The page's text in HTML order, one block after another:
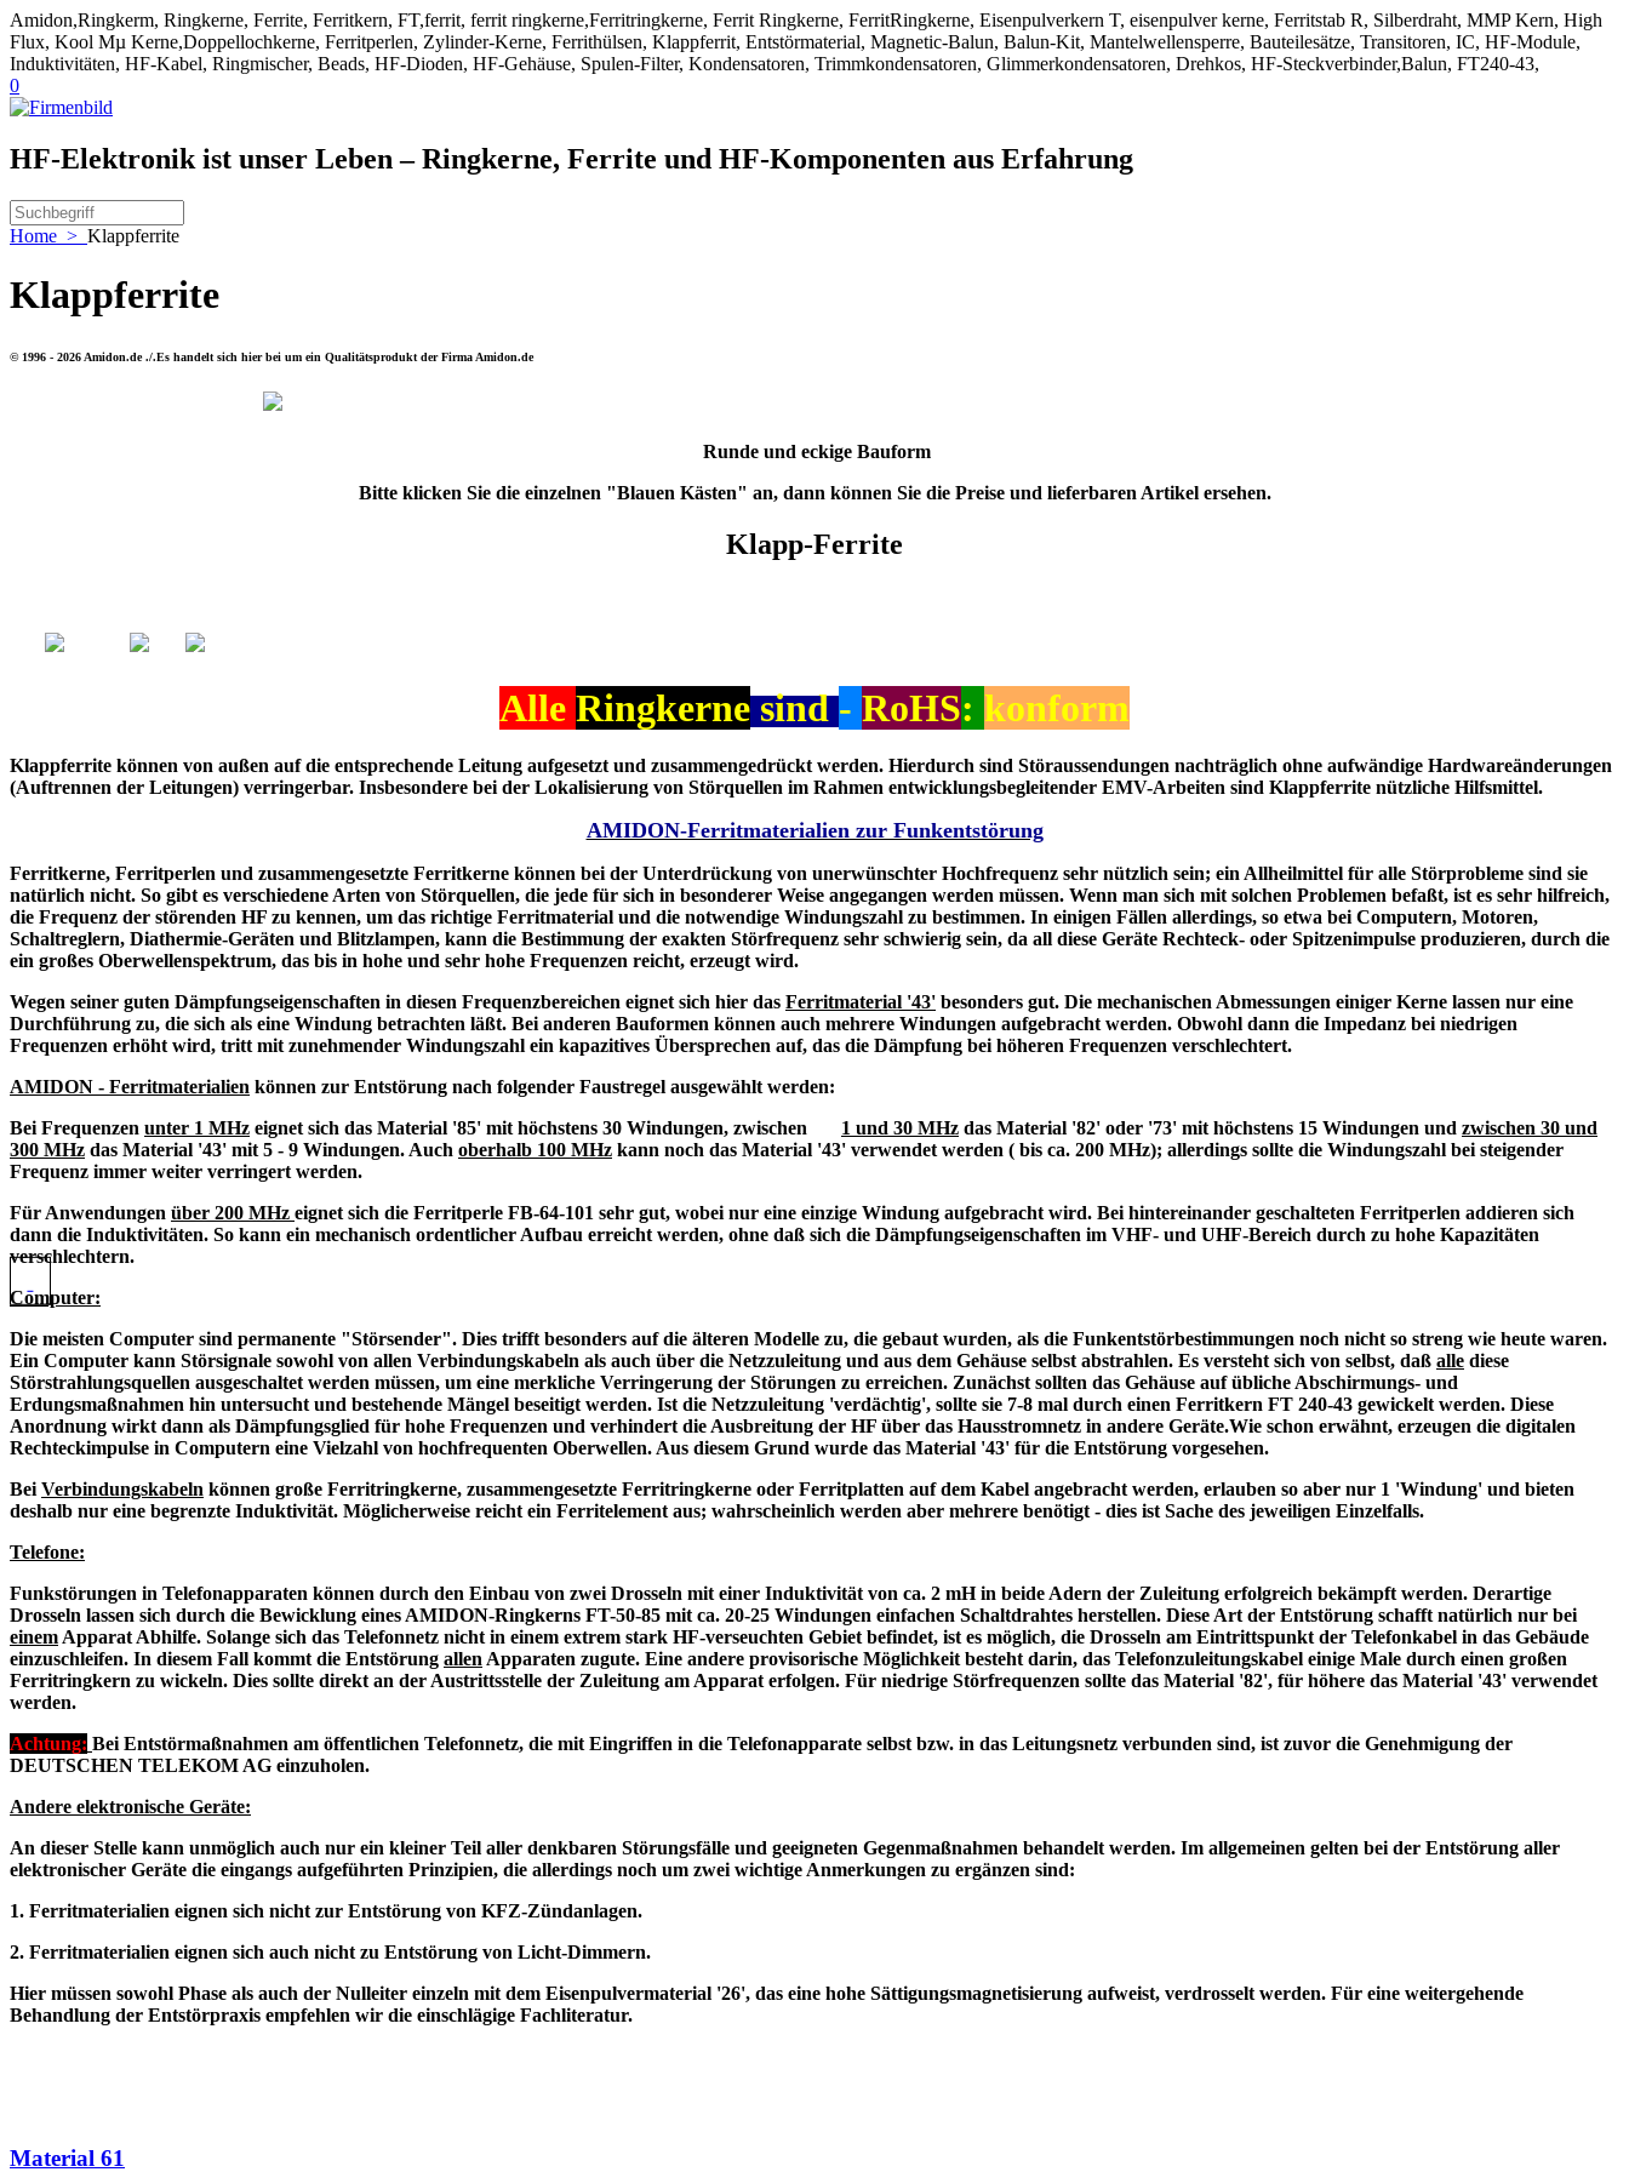
Amidon,Ringkerm, Ringkerne, Ferrite, Ferritkern, FT,ferrit, ferrit ringkerne,Ferritringkerne, Ferrit Ringkerne, FerritRingkerne, Eisenpulverkern T, eisenpulver kerne, Ferritstab R, Silberdraht, MMP Kern, High
Flux, Kool Mµ Kerne,Doppellochkerne, Ferritperlen, Zylinder-Kerne, Ferrithülsen, Klappferrit, Entstörmaterial, Magnetic-Balun, Balun-Kit, Mantelwellensperre, Bauteilesätze, Transitoren, IC, HF-Module,
Induktivitäten, HF-Kabel, Ringmischer, Beads, HF-Dioden, HF-Gehäuse, Spulen-Filter, Kondensatoren, Trimmkondensatoren, Glimmerkondensatoren, Drehkos, HF-Steckverbinder,Balun, FT240-43,
0
HF-Elektronik ist unser Leben – Ringkerne, Ferrite und HF-Komponenten aus Erfahrung
Home > Klappferrite
Klappferrite
© 1996 - 2026 Amidon.de ./.Es handelt sich hier bei um ein Qualitätsprodukt der Firma Amidon.de
Runde und eckige Bauform
Bitte klicken Sie die einzelnen "Blauen Kästen" an, dann können Sie die Preise und lieferbaren Artikel ersehen.
Klapp-Ferrite
Alle Ringkernesind- RoHS: konform
Klappferrite können von außen auf die entsprechende Leitung aufgesetzt und zusammengedrückt werden. Hierdurch sind Störaussendungen nachträglich ohne aufwändige Hardwareänderungen
(Auftrennen der Leitungen) verringerbar. Insbesondere bei der Lokalisierung von Störquellen im Rahmen entwicklungsbegleitender EMV-Arbeiten sind Klappferrite nützliche Hilfsmittel.
AMIDON-Ferritmaterialien zur Funkentstörung
Ferritkerne, Ferritperlen und zusammengesetzte Ferritkerne können bei der Unterdrückung von unerwünschter Hochfrequenz sehr nützlich sein; ein Allheilmittel für alle Störprobleme sind sie
natürlich nicht. So gibt es verschiedene Arten von Störquellen, die jede für sich in besonderer Weise angegangen werden müssen. Wenn man sich mit solchen Problemen befaßt, ist es sehr hilfreich,
die Frequenz der störenden HF zu kennen, um das richtige Ferritmaterial und die notwendige Windungszahl zu bestimmen. In einigen Fällen allerdings, so etwa bei Computern, Motoren,
Schaltreglern, Diathermie-Geräten und Blitzlampen, kann die Bestimmung der exakten Störfrequenz sehr schwierig sein, da all diese Geräte Rechteck- oder Spitzenimpulse produzieren, durch die
ein großes Oberwellenspektrum, das bis in hohe und sehr hohe Frequenzen reicht, erzeugt wird.
Wegen seiner guten Dämpfungseigenschaften in diesen Frequenzbereichen eignet sich hier das Ferritmaterial '43' besonders gut. Die mechanischen Abmessungen einiger Kerne lassen nur eine
Durchführung zu, die sich als eine Windung betrachten läßt. Bei anderen Bauformen können auch mehrere Windungen aufgebracht werden. Obwohl dann die Impedanz bei niedrigen
Frequenzen erhöht wird, tritt mit zunehmender Windungszahl ein kapazitives Übersprechen auf, das die Dämpfung bei höheren Frequenzen verschlechtert.
AMIDON - Ferritmaterialien können zur Entstörung nach folgender Faustregel ausgewählt werden:
Bei Frequenzen unter 1 MHz eignet sich das Material '85' mit höchstens 30 Windungen, zwischen 1 und 30 MHz das Material '82' oder '73' mit höchstens 15 Windungen und zwischen 30 und
300 MHz das Material '43' mit 5 - 9 Windungen. Auch oberhalb 100 MHz kann noch das Material '43' verwendet werden ( bis ca. 200 MHz); allerdings sollte die Windungszahl bei steigender
Frequenz immer weiter verringert werden.
Für Anwendungen über 200 MHz eignet sich die Ferritperle FB-64-101 sehr gut, wobei nur eine einzige Windung aufgebracht wird. Bei hintereinander geschalteten Ferritperlen addieren sich
dann die Induktivitäten. So kann ein mechanisch ordentlicher Aufbau erreicht werden, ohne daß sich die Dämpfungseigenschaften im VHF- und UHF-Bereich durch zu hohe Kapazitäten
verschlechtern.
Computer:
Die meisten Computer sind permanente "Störsender". Dies trifft besonders auf die älteren Modelle zu, die gebaut wurden, als die Funkentstörbestimmungen noch nicht so streng wie heute waren.
Ein Computer kann Störsignale sowohl von allen Verbindungskabeln als auch über die Netzzuleitung und aus dem Gehäuse selbst abstrahlen. Es versteht sich von selbst, daß alle diese
Störstrahlungsquellen ausgeschaltet werden müssen, um eine merkliche Verringerung der Störungen zu erreichen. Zunächst sollten das Gehäuse auf übliche Abschirmungs- und
Erdungsmaßnahmen hin untersucht und bestehende Mängel beseitigt werden. Ist die Netzzuleitung 'verdächtig', sollte sie 7-8 mal durch einen Ferritkern FT 240-43 gewickelt werden. Diese
Anordnung wirkt dann als Dämpfungsglied für hohe Frequenzen und verhindert die Ausbreitung der HF über das Hausstromnetz in andere Geräte.Wie schon erwähnt, erzeugen die digitalen
Rechteckimpulse in Computern eine Vielzahl von hochfrequenten Oberwellen. Aus diesem Grund wurde das Material '43' für die Entstörung vorgesehen.
Bei Verbindungskabeln können große Ferritringkerne, zusammengesetzte Ferritringkerne oder Ferritplatten auf dem Kabel angebracht werden, erlauben so aber nur 1 'Windung' und bieten
deshalb nur eine begrenzte Induktivität. Möglicherweise reicht ein Ferritelement aus; wahrscheinlich werden aber mehrere benötigt - dies ist Sache des jeweiligen Einzelfalls.
Telefone:
Funkstörungen in Telefonapparaten können durch den Einbau von zwei Drosseln mit einer Induktivität von ca. 2 mH in beide Adern der Zuleitung erfolgreich bekämpft werden. Derartige
Drosseln lassen sich durch die Bewicklung eines AMIDON-Ringkerns FT-50-85 mit ca. 20-25 Windungen einfachen Schaltdrahtes herstellen. Diese Art der Entstörung schafft natürlich nur bei
einem Apparat Abhilfe. Solange sich das Telefonnetz nicht in einem extrem stark HF-verseuchten Gebiet befindet, ist es möglich, die Drosseln am Eintrittspunkt der Telefonkabel in das Gebäude
einzuschleifen. In diesem Fall kommt die Entstörung allen Apparaten zugute. Eine andere provisorische Möglichkeit besteht darin, das Telefonzuleitungskabel einige Male durch einen großen
Ferritringkern zu wickeln. Dies sollte direkt an der Austrittsstelle der Zuleitung am Apparat erfolgen. Für niedrige Störfrequenzen sollte das Material '82', für höhere das Material '43' verwendet
werden.
Achtung: Bei Entstörmaßnahmen am öffentlichen Telefonnetz, die mit Eingriffen in die Telefonapparate selbst bzw. in das Leitungsnetz verbunden sind, ist zuvor die Genehmigung der
DEUTSCHEN TELEKOM AG einzuholen.
Andere elektronische Geräte:
An dieser Stelle kann unmöglich auch nur ein kleiner Teil aller denkbaren Störungsfälle und geeigneten Gegenmaßnahmen behandelt werden. Im allgemeinen gelten bei der Entstörung aller
elektronischer Geräte die eingangs aufgeführten Prinzipien, die allerdings noch um zwei wichtige Anmerkungen zu ergänzen sind:
1. Ferritmaterialien eignen sich nicht zur Entstörung von KFZ-Zündanlagen.
2. Ferritmaterialien eignen sich auch nicht zu Entstörung von Licht-Dimmern.
Hier müssen sowohl Phase als auch der Nulleiter einzeln mit dem Eisenpulvermaterial '26', das eine hohe Sättigungsmagnetisierung aufweist, verdrosselt werden. Für eine weitergehende
Behandlung der Entstörpraxis empfehlen wir die einschlägige Fachliteratur.
Material 61